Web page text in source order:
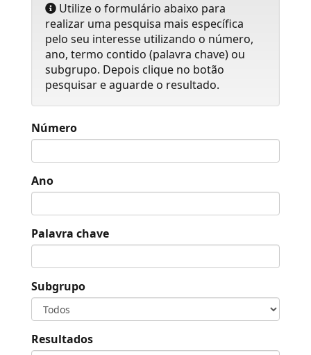
Utilize o formulário abaixo para
realizar uma pesquisa mais específica
pelo seu interesse utilizando o número,
ano, termo contido (palavra chave) ou
subgrupo. Depois clique no botão
pesquisar e aguarde o resultado.
Número
Ano
Palavra chave
Subgrupo
Resultados